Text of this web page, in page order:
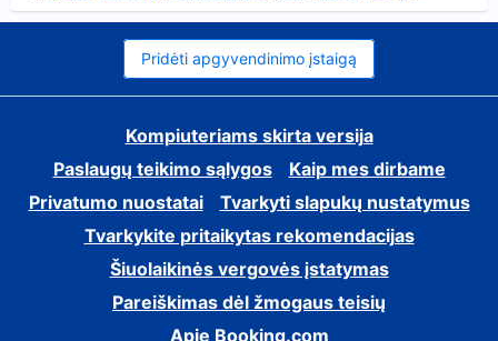
Pridėti apgyvendinimo įstaigą
Kompiuteriams skirta versija
Paslaugų teikimo sąlygos
Kaip mes dirbame
Privatumo nuostatai
Tvarkyti slapukų nustatymus
Tvarkykite pritaikytas rekomendacijas
Šiuolaikinės vergovės įstatymas
Pareiškimas dėl žmogaus teisių
Apie Booking.com